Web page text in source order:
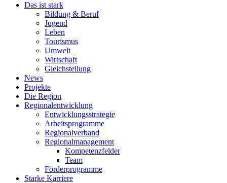
Das ist stark
Bildung & Beruf
Jugend
Leben
Tourismus
Umwelt
Wirtschaft
Gleichstellung
News
Projekte
Die Region
Regionalentwicklung
Entwicklungsstrategie
Arbeitsprogramme
Regionalverband
Regionalmanagement
Kompetenzfelder
Team
Förderprogramme
Starke Karriere